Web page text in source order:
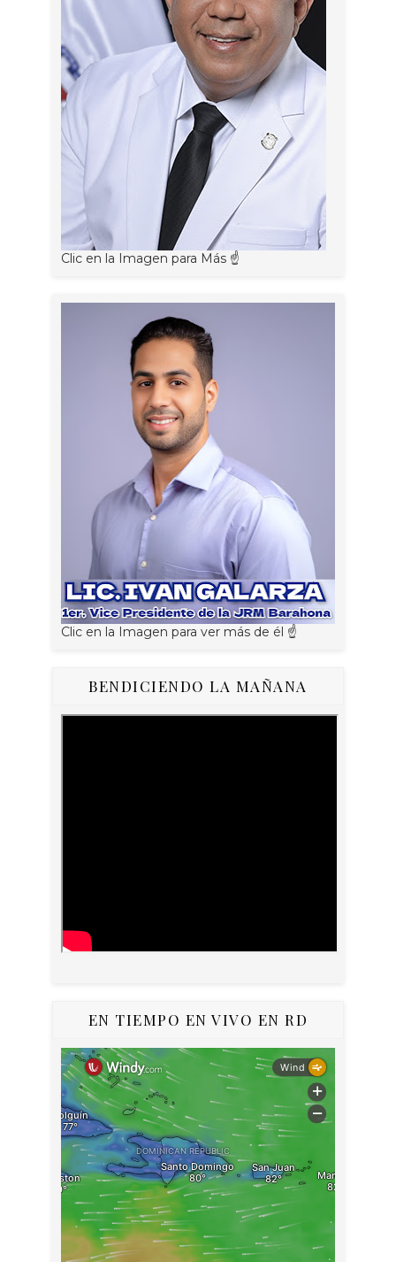
Clic en la Imagen para Más ☝
Clic en la Imagen para ver más de él ☝
BENDICIENDO LA MAÑANA
EN TIEMPO EN VIVO EN RD